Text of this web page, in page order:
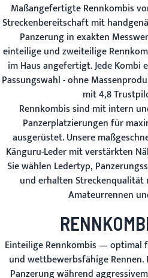
Maßangefertigte Rennkombis
Streckenbereitschaft mit
Panzerung in exakten
einteilige und zweiteilige
im Haus angefertigt. Jede Kombi
Passungswahl - ohne
mit 4,8
Rennkombis sind mit intern
Panzerplatzierungen für
ausgerüstet. Unsere
Känguru-Leder mit verstärkten
Sie wählen Ledertyp,
und erhalten
Amateurrennen
Einteilige Rennkombis— optimal
und wettbewerbsfähige
Panzerung während